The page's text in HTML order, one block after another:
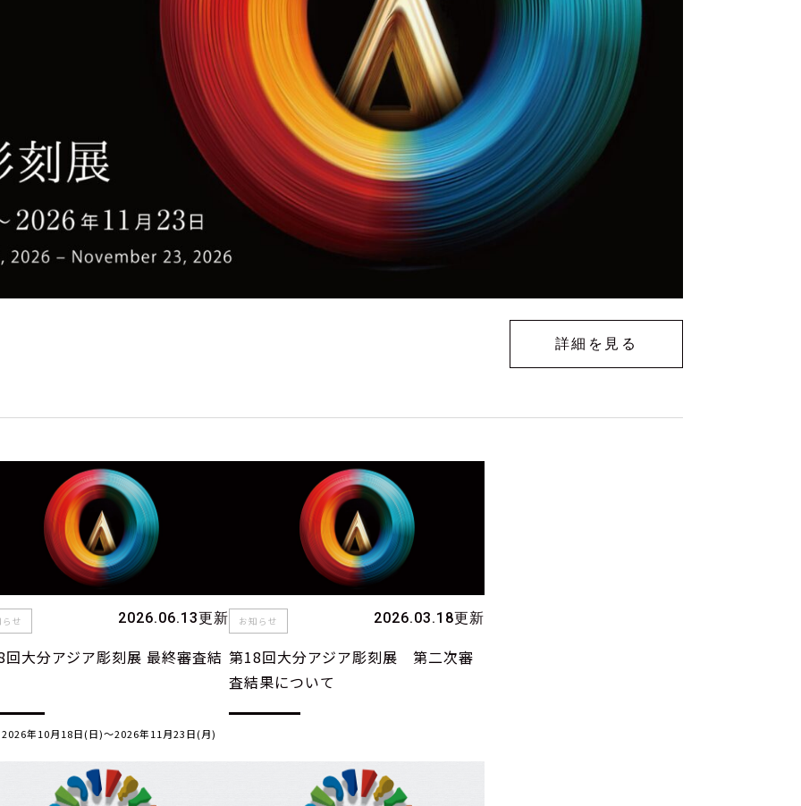
詳細を見る
せ 2026.06.13更新
回大分アジア彫刻展 最終審査結
年10月18日(日)〜2026年11月23日(月)
お知らせ 2026.03.18更新
第18回大分アジア彫刻展 第二次審
査結果について